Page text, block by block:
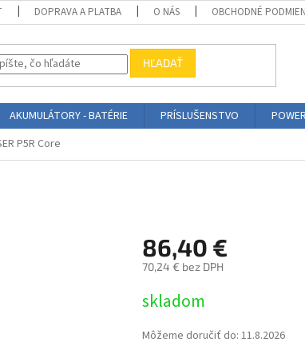
DOPRAVA A PLATBA O NÁS OBCHODNÉ
HĽADAŤ
AKUMULÁTORY - BATÉRIE PRÍSLUŠENSTVO
P5R Core
86,40 €
70,24 € bez DPH
cena:
skladom
Môžeme doručiť do: 11.8.2026